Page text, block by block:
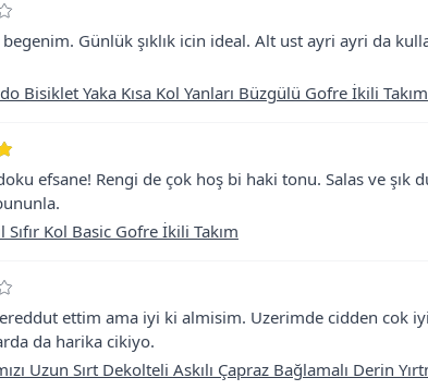
begenim. Günlük şıklık icin ideal. Alt ust ayri ayri da
Bisiklet Yaka Kısa Kol Yanları Büzgülü Gofre İkili Takım
efsane! Rengi de çok hoş bi haki tonu. Salas ve şık
Sıfır Kol Basic Gofre İkili Takım
ettim ama iyi ki almisim. Uzerimde cidden cok
da harika cikiyo.
Uzun Sırt Dekolteli Askılı Çapraz Bağlamalı Derin